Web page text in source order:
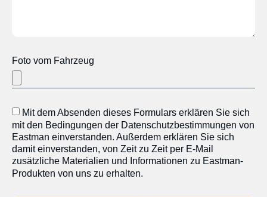
Foto vom Fahrzeug
Mit dem Absenden dieses Formulars erklären Sie sich
mit den Bedingungen der Datenschutzbestimmungen von
Eastman einverstanden. Außerdem erklären Sie sich
damit einverstanden, von Zeit zu Zeit per E-Mail
zusätzliche Materialien und Informationen zu Eastman-
Produkten von uns zu erhalten.